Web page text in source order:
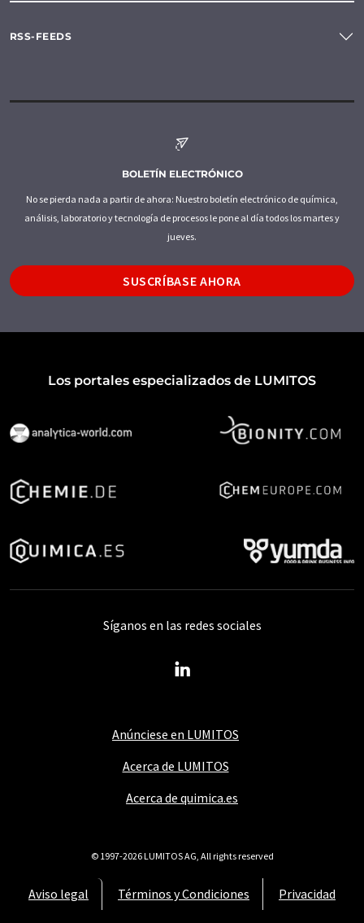
RSS-FEEDS
BOLETÍN ELECTRÓNICO
No se pierda nada a partir de ahora: Nuestro boletín electrónico de química,
análisis, laboratorio y tecnología de procesos le pone al día todos los martes y
jueves.
SUSCRÍBASE AHORA
Los portales especializados de LUMITOS
Anúnciese en LUMITOS
Acerca de LUMITOS
Acerca de quimica.es
Aviso legal Términos y Condiciones Privacidad
Síganos en las redes sociales
© 1997-2026 LUMITOS AG, All rights reserved